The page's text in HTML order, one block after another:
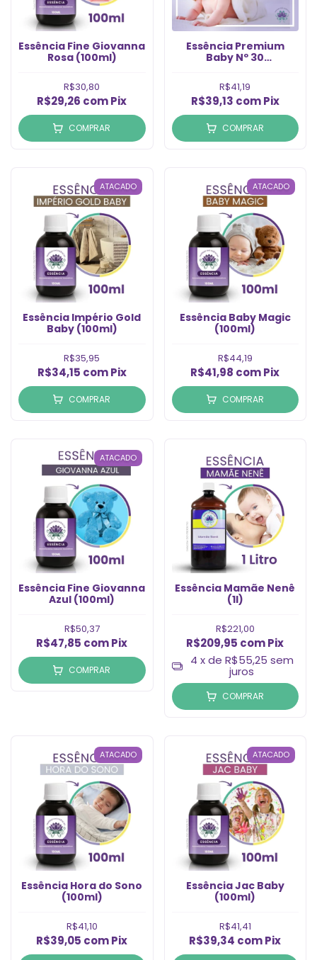
Essência Fine Giovanna
Rosa (100ml)
R$30,80
R$29,26 comPix
COMPRAR
Essência Premium
Baby Nº 30
R$41,19
R$39,13 com Pix
COMPRAR
ATACADO
Essência Império Gold
Baby (100ml)
R$35,95
R$34,15 com Pix
COMPRAR
ATACADO
Essência Baby Magic
(100ml)
R$44,19
R$41,98 comPix
COMPRAR
ATACADO
Essência Fine Giovanna
Azul (100ml)
R$50,37
R$47,85 comPix
COMPRAR
Essência Mamãe Nenê
(1l)
R$221,00
R$209,95 comPix
4 x de R$55,25 sem
juros
COMPRAR
ATACADO
Essência Hora do Sono
(100ml)
R$41,10
R$39,05 comPix
ATACADO
Essência Jac Baby
(100ml)
R$41,41
R$39,34 comPix